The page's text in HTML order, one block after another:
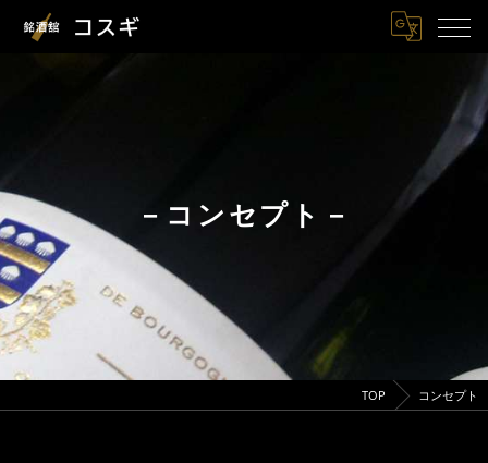
－コンセプト－
TOP コンセプト